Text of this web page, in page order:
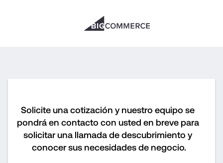
Solicite una cotización y nuestro equipo se
pondrá en contacto con usted en breve para
solicitar una llamada de descubrimiento y
conocer sus necesidades de negocio.